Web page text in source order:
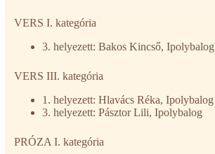
VERS I. kategória
3. helyezett: Bakos Kincső, Ipolybalog
VERS III. kategória
1. helyezett: Hlavács Réka, Ipolybalog
3. helyezett: Pásztor Lili, Ipolybalog
PRÓZA I. kategória